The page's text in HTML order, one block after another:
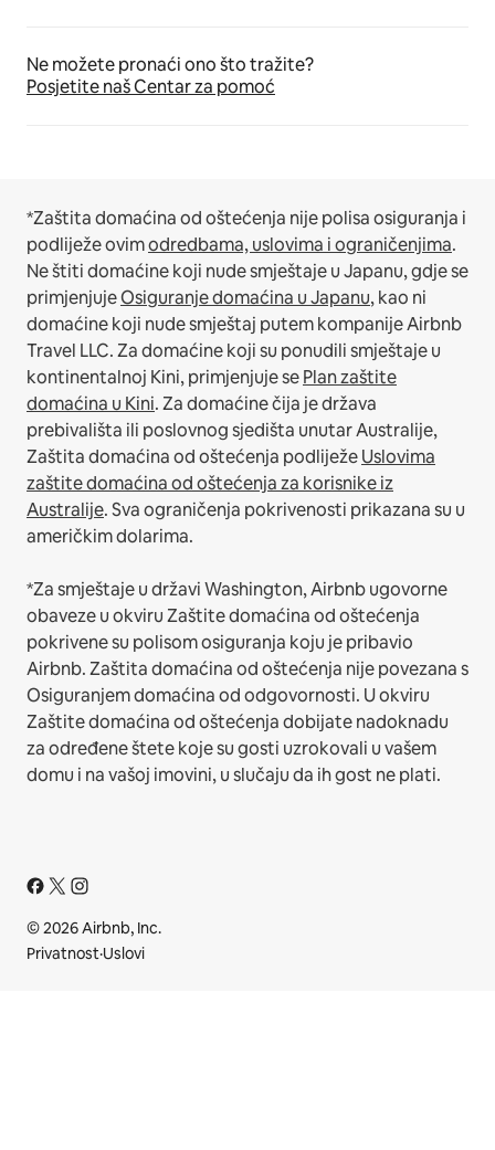
Ne možete pronaći ono što tražite?
Posjetite naš Centar za pomoć
*Zaštita domaćina od oštećenja nije polisa osiguranja i
podliježe ovimodredbama, uslovima i ograničenjima.
Ne štiti domaćine koji nude smještaje u Japanu, gdje se
primjenjujeOsiguranje domaćina u Japanu, kao ni
domaćine koji nude smještaj putem kompanije Airbnb
Travel LLC.Za domaćine koji su ponudili smještaje u
kontinentalnoj Kini, primjenjuje sePlan zaštite
domaćina u Kini.Za domaćine čija je država
prebivališta ili poslovnog sjedišta unutar Australije,
Zaštita domaćina od oštećenja podliježeUslovima
zaštite domaćina od oštećenja za korisnike iz
Australije. Sva ograničenja pokrivenosti prikazana su u
američkim dolarima.
*Za smještaje u državi Washington, Airbnb ugovorne
obaveze u okviru Zaštite domaćina od oštećenja
pokrivene su polisom osiguranja koju je pribavio
Airbnb. Zaštita domaćina od oštećenja nije povezana s
Osiguranjem domaćina od odgovornosti. U okviru
Zaštite domaćina od oštećenja dobijate nadoknadu
za određene štete koje su gosti uzrokovali u vašem
domu i na vašoj imovini, u slučaju da ih gost ne plati.
© 2026 Airbnb, Inc.
Privatnost·Uslovi